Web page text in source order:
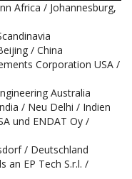
Africa / Johannesburg,
/ China
Corporation USA /
Australia
/ Neu Delhi / Indien
und ENDAT Oy /
/ Deutschland
an EP Tech S.r.l. /